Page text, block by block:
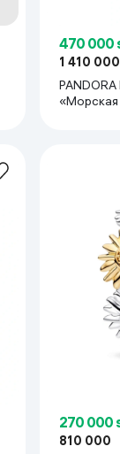
470 000
1 410 000
270 000
810 000